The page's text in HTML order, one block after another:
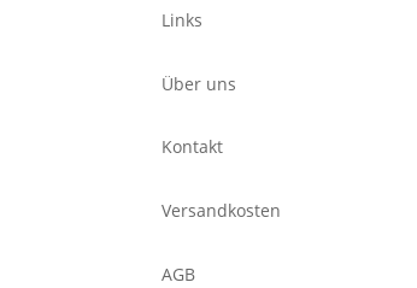
Links
Über uns
Kontakt
Versandkosten
AGB